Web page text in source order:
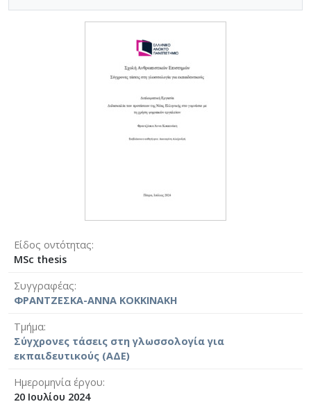
Είδος οντότητας
MSc thesis
Συγγραφέας
ΦΡΑΝΤΖΕΣΚΑ-ΑΝΝΑ ΚΟΚΚΙΝΑΚΗ
Τμήμα
Σύγχρονες τάσεις στη γλωσσολογία για
εκπαιδευτικούς (ΑΔΕ)
Ημερομηνία έργου
20 Ιουλίου 2024